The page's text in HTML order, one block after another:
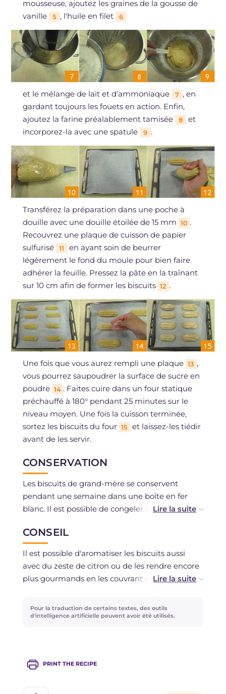
mousseuse, ajoutez les graines de la gousse de
vanille
5 , l'huile en filet 6
et le mélange de lait et d'ammoniaque 7 , en
gardant toujours les fouets en action. Enfin,
ajoutez la farine préalablement tamisée
8
et
incorporez-la avec une spatule
9 .
Transférez la préparation dans une poche à
douille avec une douille étoilée de 15 mm 10 .
Recouvrez une plaque de cuisson de papier
sulfurisé
11
en ayant soin de beurrer
légèrement le fond du moule pour bien faire
adhérer la feuille. Pressez la pâte en la traînant
sur 10 cm afin de former les biscuits 12 .
Une fois que vous aurez rempli une plaque 13 ,
vous pourrez saupoudrer la surface de sucre en
poudre 14 . Faites cuire dans un four statique
préchauffé à 180° pendant 25 minutes sur le
niveau moyen. Une fois la cuisson terminée,
sortez les biscuits du four 15 et laissez-les tiédir
avant de les servir.
CONSERVATION
Les biscuits de grand-mère se conservent
pendant une semaine dans une boîte en fer
blanc. Il est possible de congeler la pâte crue ;
réfrigérateur.
CONSEIL
Il est possible d'aromatiser les biscuits aussi
avec du zeste de citron ou de les rendre encore
plus gourmands en les couvrant de bandes de
Vous n'avez pas de poche à douille ? Essayez
Pour la traduction de certains textes, des outils
d'intelligence artificielle peuvent avoir été utilisés.
PRINT THE RECIPE